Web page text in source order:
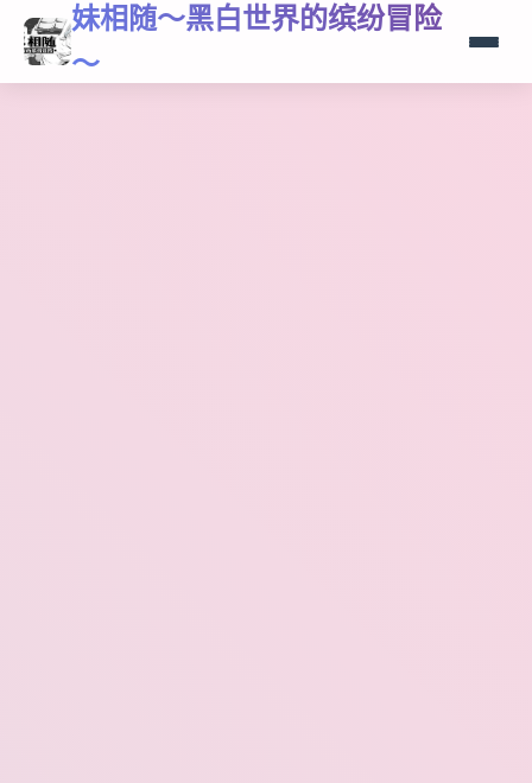
妹相随～黑白世界的缤纷冒险
～